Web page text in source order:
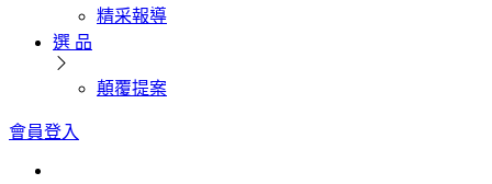
精采報導
選 品
顛覆提案
會員登入